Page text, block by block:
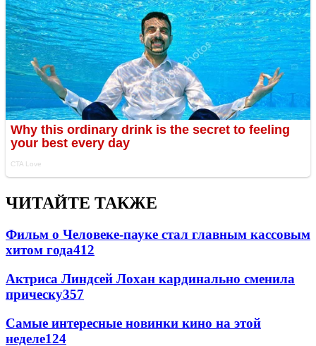
ЧИТАЙТЕ ТАКЖЕ
Фильм о Человеке-пауке стал главным кассовым
хитом года412
Актриса Линдсей Лохан кардинально сменила
прическу357
Самые интересные новинки кино на этой
неделе124